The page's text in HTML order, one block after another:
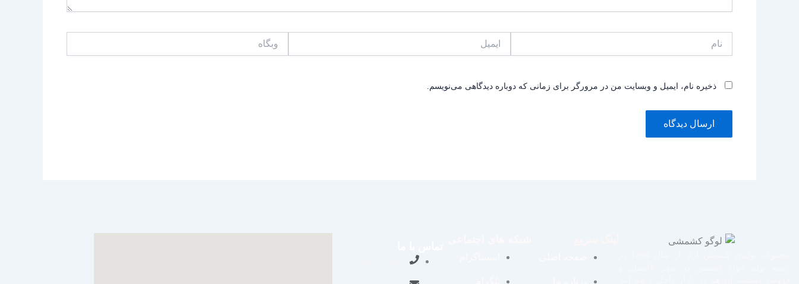
ذخیره نام، ایمیل و وبسایت من در مرورگر برای زمانی که دوباره دیدگاهی می‌نویسم.